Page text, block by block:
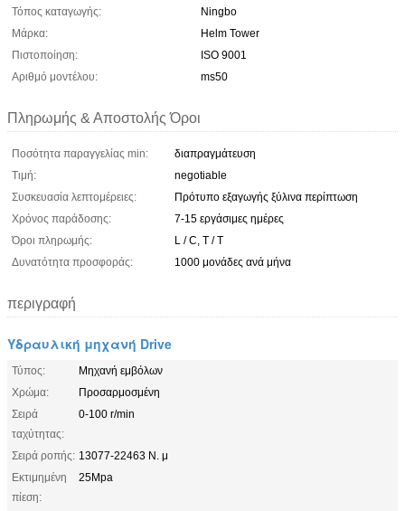
Τόπος καταγωγής:
Ningbo
Μάρκα:
Helm Tower
Πιστοποίηση:
ISO 9001
Αριθμό μοντέλου:
ms50
Πληρωμής & Αποστολής Όροι
Ποσότητα παραγγελίας min:
διαπραγμάτευση
Τιμή:
negotiable
Συσκευασία λεπτομέρειες:
Πρότυπο εξαγωγής ξύλινα περίπτωση
Χρόνος παράδοσης:
7-15 εργάσιμες ημέρες
Όροι πληρωμής:
L / C, T / T
Δυνατότητα προσφοράς:
1000 μονάδες ανά μήνα
περιγραφή
Υδραυλική μηχανή Drive
Τύπος:
Μηχανή εμβόλων
Χρώμα:
Προσαρμοσμένη
Σειρά
ταχύτητας:
0-100 r/min
Σειρά ροπής: 13077-22463 Ν. μ
Εκτιμημένη
πίεση:
25Mpa